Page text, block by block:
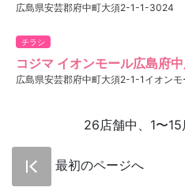
広島県安芸郡府中町大須2-1-1-3024
チラシ
コジマ イオンモール広島府
広島県安芸郡府中町大須2-1-1イオン
26店舗中、1〜
最初のページへ